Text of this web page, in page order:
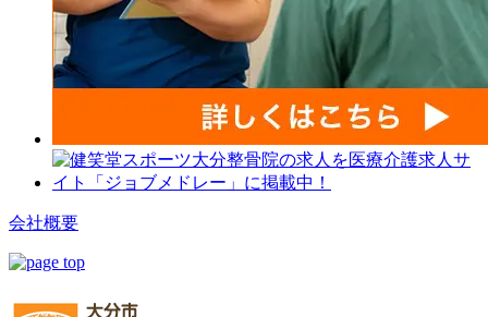
会社概要